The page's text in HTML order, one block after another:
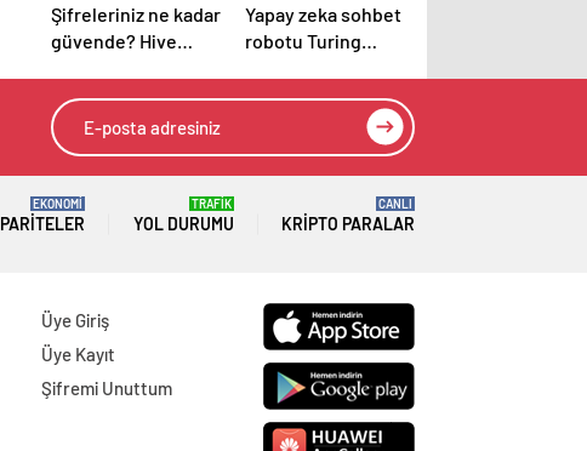
Şifreleriniz ne kadar
güvende? Hive
tablosu hackerların
hızını gözler önüne
seriyor
Yapay zeka sohbet
robotu Turing
ya şimdi?
PARITELER
EKONOMİ
YOL DURUMU
TRAFİK
KRIPTO PARALAR
CANLI
Üye Giriş
Üye Kayıt
Şifremi Unuttum